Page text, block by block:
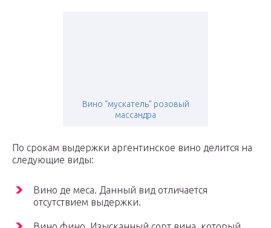
Вино “мускатель” розовый
массандра
По срокам выдержки аргентинское вино делится на
следующие виды:
Вино де меса. Данный вид отличается
отсутствием выдержки.